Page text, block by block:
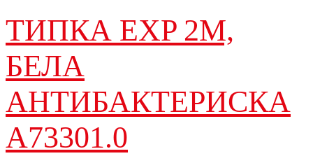
ТИПКА EXP 2M,
БЕЛА
АНТИБАКТЕРИСКА
A73301.0